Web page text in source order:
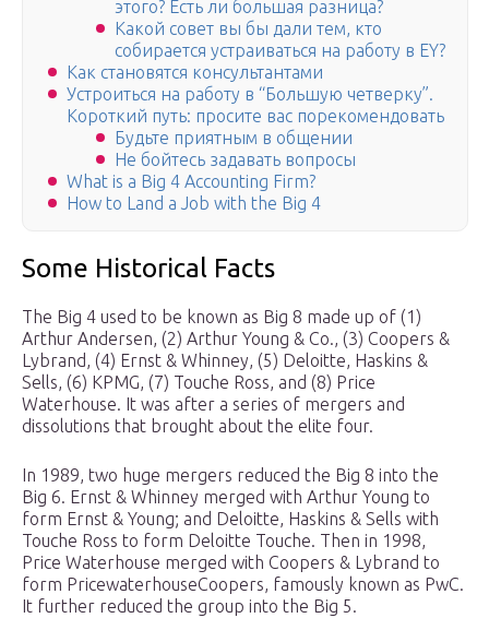
этого? Есть ли большая разница?
Какой совет вы бы дали тем, кто
собирается устраиваться на работу в EY?
Как становятся консультантами
Устроиться на работу в “Большую четверку”.
Короткий путь: просите вас порекомендовать
Будьте приятным в общении
Не бойтесь задавать вопросы
What is a Big 4 Accounting Firm?
How to Land a Job with the Big 4
Some Historical Facts
The Big 4 used to be known as Big 8 made up of (1)
Arthur Andersen, (2) Arthur Young & Co., (3) Coopers &
Lybrand, (4) Ernst & Whinney, (5) Deloitte, Haskins &
Sells, (6) KPMG, (7) Touche Ross, and (8) Price
Waterhouse. It was after a series of mergers and
dissolutions that brought about the elite four.
In 1989, two huge mergers reduced the Big 8 into the
Big 6. Ernst & Whinney merged with Arthur Young to
form Ernst & Young; and Deloitte, Haskins & Sells with
Touche Ross to form Deloitte Touche. Then in 1998,
Price Waterhouse merged with Coopers & Lybrand to
form PricewaterhouseCoopers, famously known as PwC.
It further reduced the group into the Big 5.